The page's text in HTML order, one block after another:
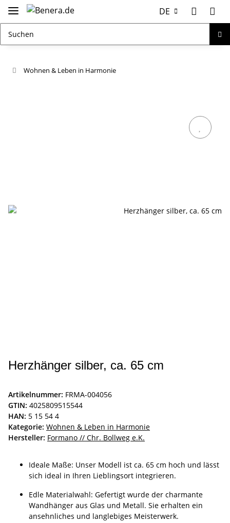
DE
Wohnen & Leben in Harmonie
Herzhänger silber, ca. 65 cm
Artikelnummer: FRMA-004056
GTIN: 4025809515544
HAN: 5 15 54 4
Kategorie: Wohnen & Leben in Harmonie
Hersteller: Formano // Chr. Bollweg e.K.
Ideale Maße: Unser Modell ist ca. 65 cm hoch und lässt
sich ideal in Ihren Lieblingsort integrieren.
Edle Materialwahl: Gefertigt wurde der charmante
Wandhänger aus Glas und Metall. Sie erhalten ein
ansehnliches und langlebiges Meisterwerk.